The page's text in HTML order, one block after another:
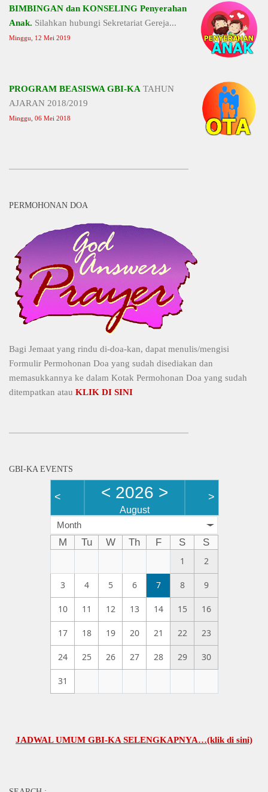
BIMBINGAN dan KONSELING Penyerahan
Anak. Silahkan hubungi Sekretariat Gereja...
Minggu, 12 Mei 2019
PROGRAM BEASISWA GBI-KA TAHUN
AJARAN 2018/2019
Minggu, 06 Mei 2018
PERMOHONAN DOA
Bagi Jemaat yang rindu di-doa-kan, dapat menulis/mengisi
Formulir Permohonan Doa yang sudah disediakan dan
memasukkannya ke dalam Kotak Permohonan Doa yang sudah
ditempatkan atau KLIK DI SINI
GBI-KA EVENTS
< < 2026 >
August
>
Month
M Tu W Th F S
S
1
2
3 4 5 6 7 8 9
10 11 12 13 14 15 16
17 18 19 20 21 22 23
24 25 26 27 28 29 30
31
UMUM GBI-KA SELENGKAPNYA…(klik di sini)